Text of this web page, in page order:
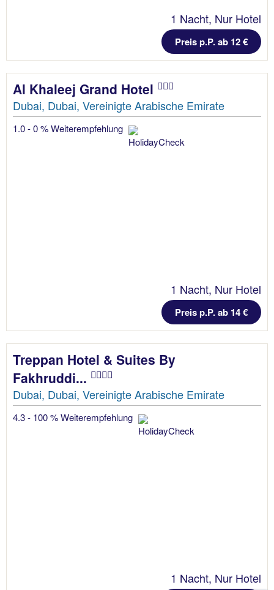
1 Nacht, Nur Hotel
Preis p.P. ab 12 €
Al Khaleej Grand Hotel
Dubai, Dubai, Vereinigte Arabische Emirate
1.0 - 0 % Weiterempfehlung
1 Nacht, Nur Hotel
Preis p.P. ab 14 €
Treppan Hotel & Suites By
Fakhruddi...
Dubai, Dubai, Vereinigte Arabische Emirate
4.3 - 100 % Weiterempfehlung
1 Nacht, Nur Hotel